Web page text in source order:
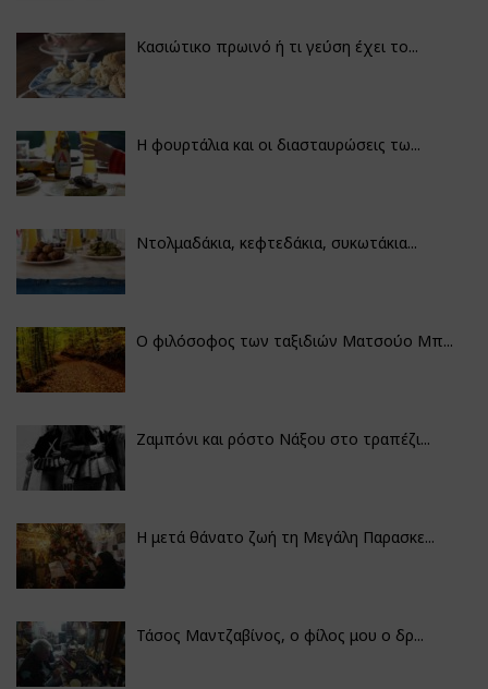
Κασιώτικο πρωινό ή τι γεύση έχει το...
Η φουρτάλια και οι διασταυρώσεις τω...
Ντολμαδάκια, κεφτεδάκια, συκωτάκια...
Ο φιλόσοφος των ταξιδιών Ματσούο Μπ...
Ζαμπόνι και ρόστο Νάξου στο τραπέζι...
Η μετά θάνατο ζωή τη Μεγάλη Παρασκε...
Τάσος Μαντζαβίνος, ο φίλος μου ο δρ...